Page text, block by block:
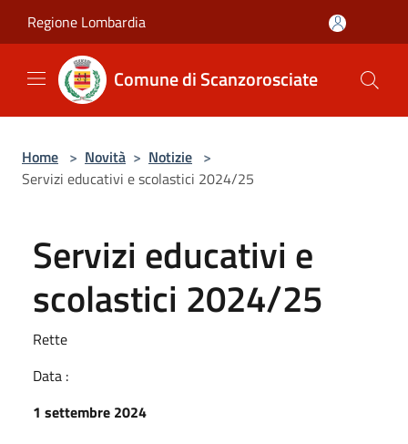
Regione Lombardia
Comune di Scanzorosciate
Home > Novità > Notizie >
Servizi educativi e scolastici 2024/25
Servizi educativi e
scolastici 2024/25
Rette
Data :
1 settembre 2024